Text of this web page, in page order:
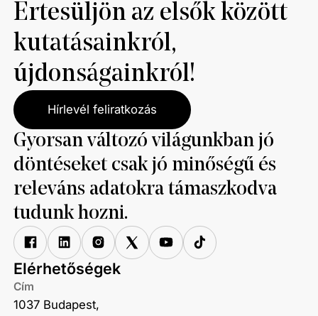
Értesüljön az elsők között
kutatásainkról,
újdonságainkról!
Hírlevél feliratkozás
Gyorsan változó világunkban jó
döntéseket csak jó minőségű és
releváns adatokra támaszkodva
tudunk hozni.
Elérhetőségek
Cím
1037 Budapest,